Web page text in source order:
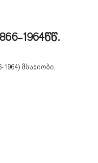
1964წწ.
მსახიობი.